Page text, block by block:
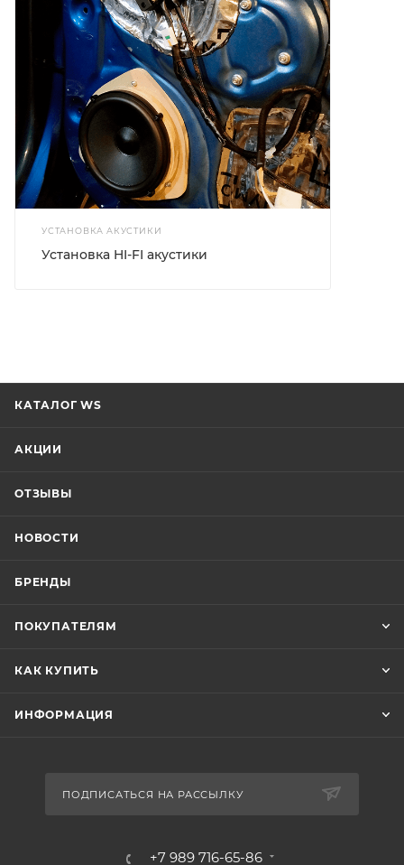
УСТАНОВКА АКУСТИКИ
Установка HI-FI акустики
КАТАЛОГ WS
АКЦИИ
ОТЗЫВЫ
НОВОСТИ
БРЕНДЫ
ПОКУПАТЕЛЯМ
КАК КУПИТЬ
ИНФОРМАЦИЯ
ПОДПИСАТЬСЯ НА РАССЫЛКУ
+7 989 716-65-86